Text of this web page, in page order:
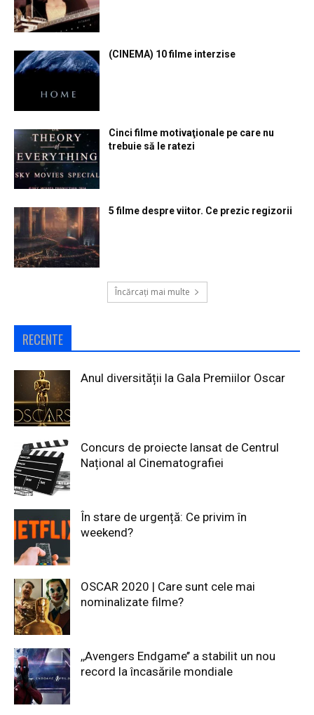
(CINEMA) 10 filme interzise
Cinci filme motivaţionale pe care nu
trebuie să le ratezi
5 filme despre viitor. Ce prezic regizorii
Încărcați mai multe
RECENTE
Anul diversității la Gala Premiilor Oscar
Concurs de proiecte lansat de Centrul
Național al Cinematografiei
În stare de urgență: Ce privim în
weekend?
OSCAR 2020 | Care sunt cele mai
nominalizate filme?
,,Avengers Endgame’’ a stabilit un nou
record la încasările mondiale